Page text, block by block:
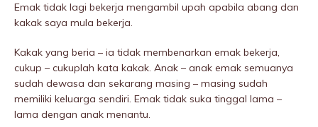
Emak tidak lagi bekerja mengambil upah apabila abang dan
kakak saya mula bekerja.
Kakak yang beria – ia tidak membenarkan emak bekerja,
cukup – cukuplah kata kakak. Anak – anak emak semuanya
sudah dewasa dan sekarang masing – masing sudah
memiliki keluarga sendiri. Emak tidak suka tinggal lama –
lama dengan anak menantu.